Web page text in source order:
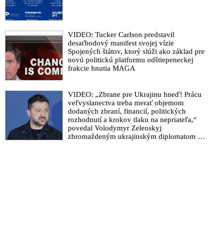
VIDEO: Tucker Carlson predstavil
desaťbodový manifest svojej vízie
Spojených štátov, ktorý slúži ako základ pre
novú politickú platformu odštiepeneckej
frakcie hnutia MAGA
VIDEO: „Zbrane pre Ukrajinu hneď! Prácu
veľvyslanectva treba merať objemom
dodaných zbraní, financií, politických
rozhodnutí a krokov tlaku na nepriateľa,“
povedal Volodymyr Zelenskyj
zhromaždeným ukrajinským diplomatom v